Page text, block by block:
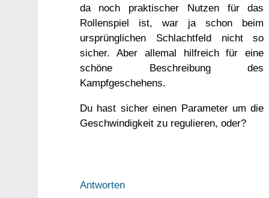
da noch praktischer Nutzen für das
Rollenspiel ist, war ja schon beim
ursprünglichen Schlachtfeld nicht so
sicher. Aber allemal hilfreich für eine
schöne Beschreibung des
Kampfgeschehens.
Du hast sicher einen Parameter um die
Geschwindigkeit zu regulieren, oder?
Antworten